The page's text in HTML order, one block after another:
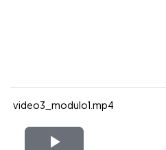
video3_modulo1.mp4